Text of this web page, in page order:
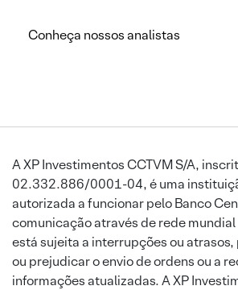
Conheça nossos analistas
A XP Investimentos CCTVM S/A,
02.332.886/0001-04, é uma
autorizada a funcionar pelo Banco
comunicação através de rede
está sujeita a interrupções ou
ou prejudicar o envio de ordens ou a
informações atualizadas. A XP